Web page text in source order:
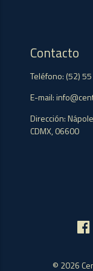
Contacto
Teléfono: (52)
E-mail:
Dirección:
CDMX, 06600
© 2026